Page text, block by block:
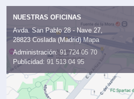
NUESTRAS OFICINAS
Avda. San Pablo 28 - Nave 27,
28823 Coslada (Madrid) Mapa
Administración: 91 724 05 70
Publicidad: 91 513 04 95